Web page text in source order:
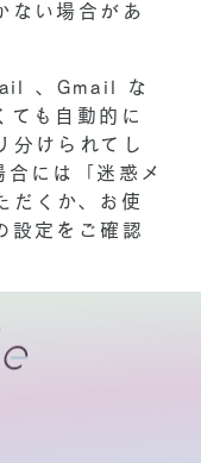
ない場合があ
、Gmail な
ても自動的に
分けられてし
合には「迷惑メ
だくか、お使
設定をご確認